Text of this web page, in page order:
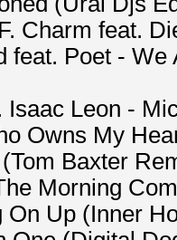
Charm feat.
feat. Poet -
Isaac Leon -
Owns My
Baxter
Morning
On Up (Inner